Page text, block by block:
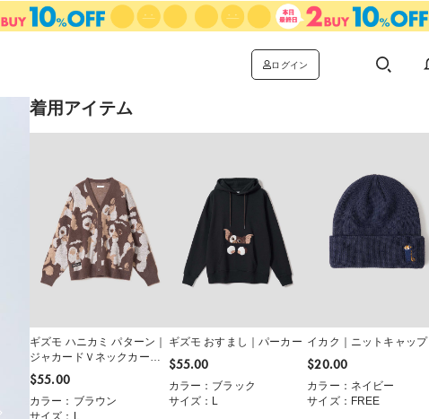
ログイン
着用アイテム
ギズモ ハニカミ パターン｜
ジャカードＶネックカーデ
ィガン
$‌55.00
カラー：ブラウン
サイズ：L
ギズモ おすまし｜パーカー
$‌55.00
カラー：ブラック
サイズ：L
イカク｜ニットキャップ
$‌20.00
カラー：ネイビー
サイズ：FREE